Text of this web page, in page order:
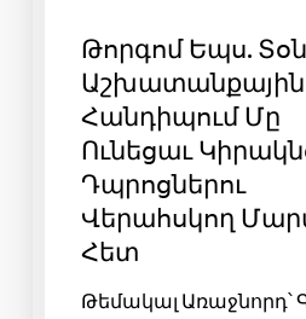
Թորգոմ Եպս.
Աշխատանքային
Հանդիպում Մը
Ունեցաւ
Դպրոցներու
Վերահսկող
Հետ
Թեմակալ Առաջնորդ՝